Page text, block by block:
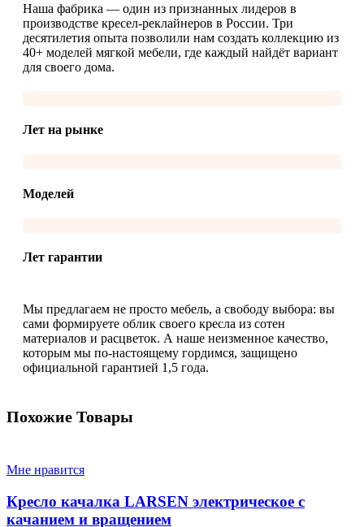
Наша фабрика — один из признанных лидеров в
производстве кресел-реклайнеров в России. Три
десятилетия опыта позволили нам создать коллекцию из
40+ моделей мягкой мебели, где каждый найдёт вариант
для своего дома.
Лет на рынке
Моделей
Лет гарантии
Мы предлагаем не просто мебель, а свободу выбора: вы
сами формируете облик своего кресла из сотен
материалов и расцветок. А наше неизменное качество,
которым мы по-настоящему гордимся, защищено
официальной гарантией 1,5 года.
Похожие Товары
Мне нравится
Кресло качалка LARSEN электрическое с
качанием и вращением